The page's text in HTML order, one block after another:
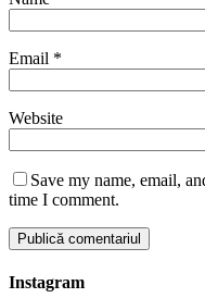
Email *
Website
Save my name, email,
time I comment.
Instagram